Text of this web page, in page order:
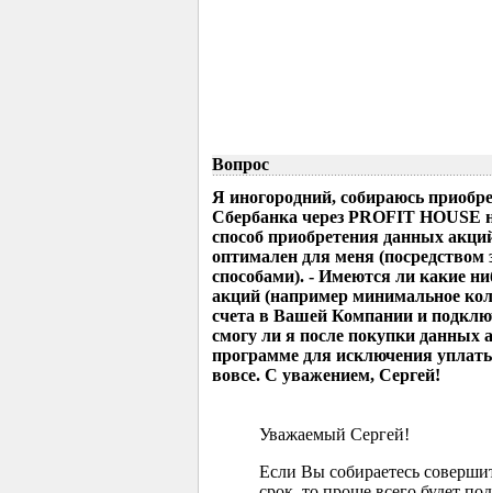
Вопрос
Я иногородний, собираюсь
Сбербанка через PROFIT HOUSE
способ приобретения данных
оптимален для меня
способами). - Имеются ли какие
акций (например минимальное
счета в Вашей Компании и
смогу ли я после покупки данных
программе для исключения
вовсе. С уважением, Сергей!
Уважаемый Сергей!
Если Вы собираетесь